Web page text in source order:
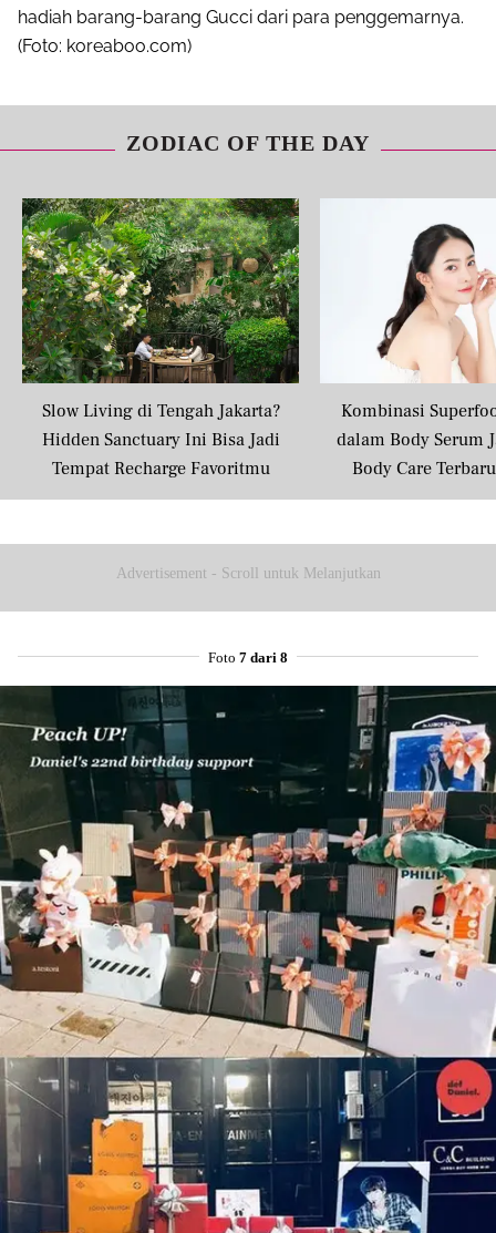
hadiah barang-barang Gucci dari para penggemarnya.
(Foto: koreaboo.com)
ZODIAC OF THE DAY
Slow Living di Tengah Jakarta?
Hidden Sanctuary Ini Bisa Jadi
Tempat Recharge Favoritmu
Kombinasi
dalam Body Serum
Body Care
Masyarakat
Advertisement - Scroll untuk Melanjutkan
Foto 7 dari 8